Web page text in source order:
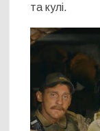
та кулі.